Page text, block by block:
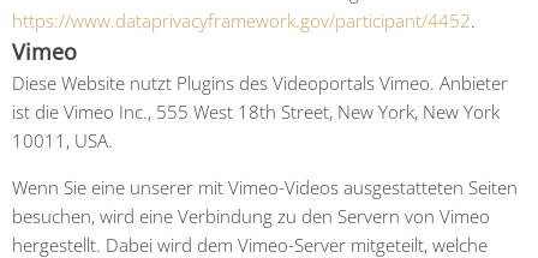
https://www.dataprivacyframework.gov/participant/4452.
Vimeo
Diese Website nutzt Plugins des Videoportals Vimeo. Anbieter
ist die Vimeo Inc., 555 West 18th Street, New York, New York
10011, USA.
Wenn Sie eine unserer mit Vimeo-Videos ausgestatteten Seiten
besuchen, wird eine Verbindung zu den Servern von Vimeo
hergestellt. Dabei wird dem Vimeo-Server mitgeteilt, welche